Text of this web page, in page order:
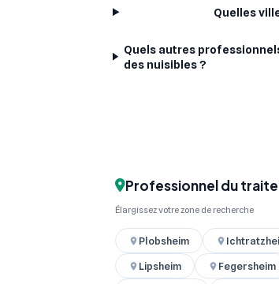
Quelles
Quels autres
des nuisibles ?
Professionnel du
Élargissez votre zone de recherche
Plobsheim
Lipsheim
Fegersheim